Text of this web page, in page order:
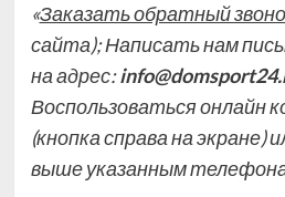
«Заказать обратный
сайта); Написать нам
наадрес:
Воспользоватьсяонлайн
(кнопка справа на экране)
выше указанным